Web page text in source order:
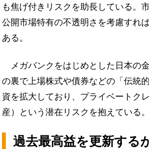
も焦げ付きリスクを助長している。
公開市場特有の不透明さを考慮すれ
ある。
メガバンクをはじめとした日本の
の裏で上場株式や債券などの「伝統
資を拡大しており、プライベートク
産）という潜在リスクを抱えている
過去最高益を更新する